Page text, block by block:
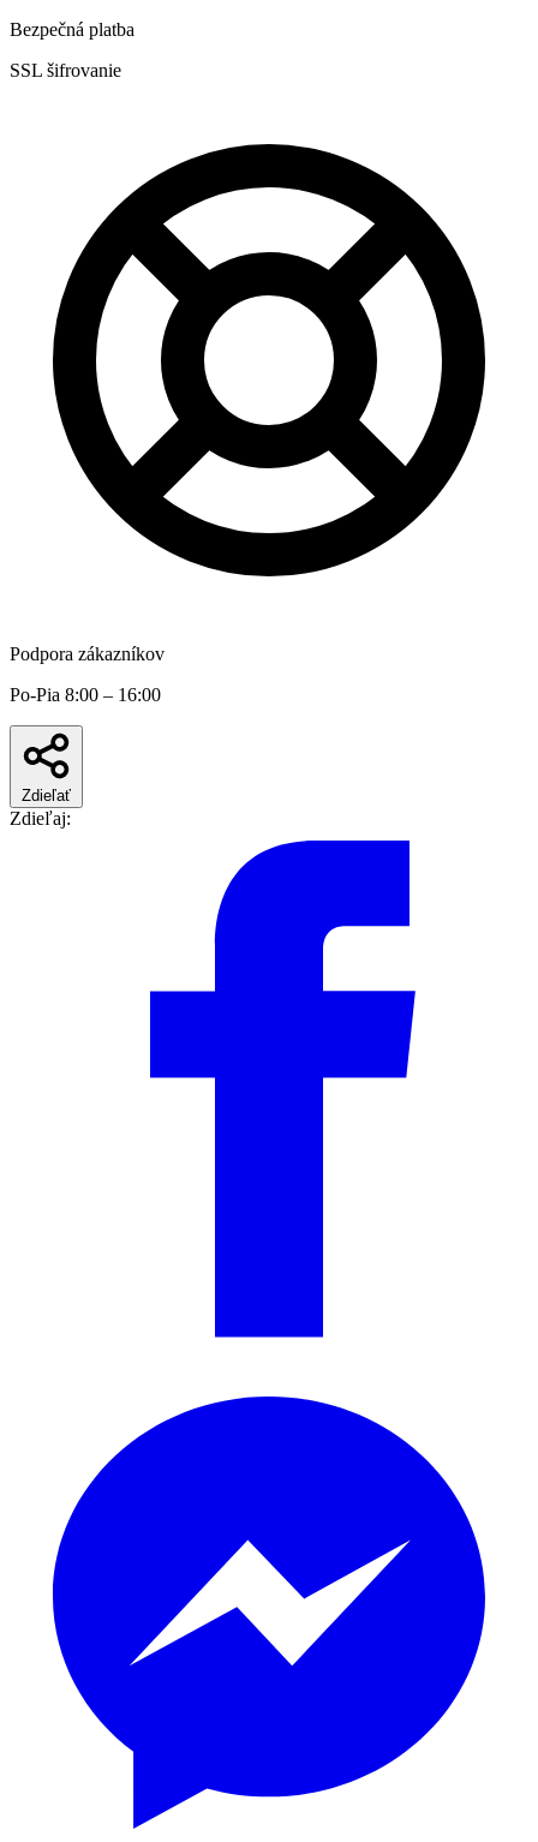
Bezpečná platba
SSL šifrovanie
Podpora zákazníkov
Po-Pia 8:00 – 16:00
Zdieľať
Zdieľaj: